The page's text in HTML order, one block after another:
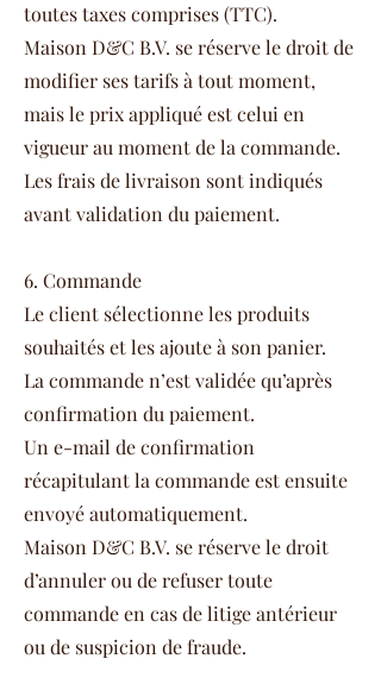
toutes taxes comprises (TTC).
Maison D&C B.V. se réserve le droit de
modifier ses tarifs à tout moment,
mais le prix appliqué est celui en
vigueur au moment de la commande.
Les frais de livraison sont indiqués
avant validation du paiement.
6. Commande
Le client sélectionne les produits
souhaités et les ajoute à son panier.
La commande n’est validée qu’après
confirmation du paiement.
Un e-mail de confirmation
récapitulant la commande est ensuite
envoyé automatiquement.
Maison D&C B.V. se réserve le droit
d’annuler ou de refuser toute
commande en cas de litige antérieur
ou de suspicion de fraude.